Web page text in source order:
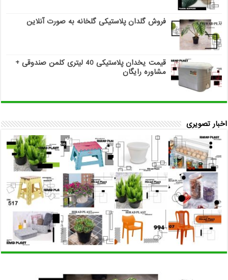
فروش گلدان پلاستیکی گلخانه به صورت آنلاین
قیمت یخدان پلاستیکی 40 لیتری کلمن صندوقی +
مشاوره رایگان
اخبار تصویری